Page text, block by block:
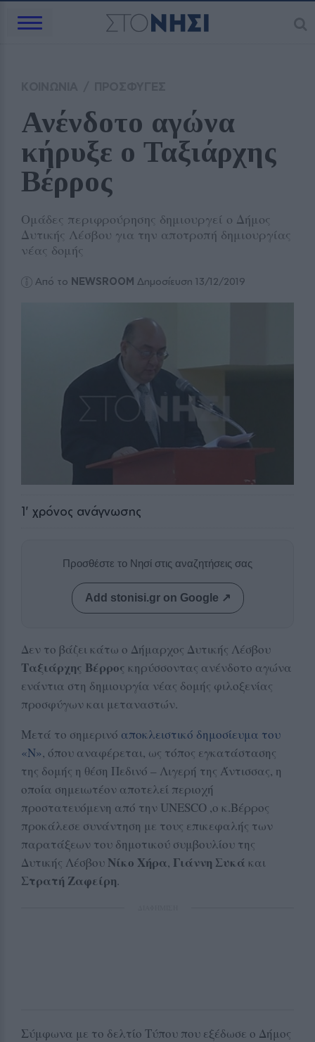
Ανένδοτο αγώνα
κήρυξε ο Ταξιάρχης
Βέρρος
Oμάδες περιφρούρησης δημιουργεί ο Δήμος
Δυτικής Λέσβου για την αποτροπή δημιουργίας
νέας δομής
Από το NEWSROOM Δημοσίευση 13/12/2019
1' χρόνος ανάγνωσης
Προσθέστε το Νησί στις αναζητήσεις σας
Add stonisi.gr on Google ↗
Δεν το βάζει κάτω ο Δήμαρχος Δυτικής Λέσβου
Ταξιάρχης Βέρρος κηρύσσοντας ανένδοτο αγώνα
ενάντια στη δημιουργία νέας δομής φιλοξενίας
προσφύγων και μεταναστών.
Μετά το σημερινό αποκλειστικό δημοσίευμα του
«Ν», όπου αναφέρεται, ως τόπος εγκατάστασης
της δομής η θέση Πεδινό – Λιγερή της Άντισσας, η
οποία σημειωτέον αποτελεί περιοχή
προστατευόμενη από την UNESCO ,ο κ.Βέρρος
προκάλεσε συνάντηση με τους επικεφαλής των
παρατάξεων του δημοτικού συμβουλίου της
Δυτικής Λέσβου Νίκο Χήρα, Γιάννη Συκά και
Στρατή Ζαφείρη.
Σύμφωνα με το δελτίο Τύπου που εξέδωσε ο Δήμος